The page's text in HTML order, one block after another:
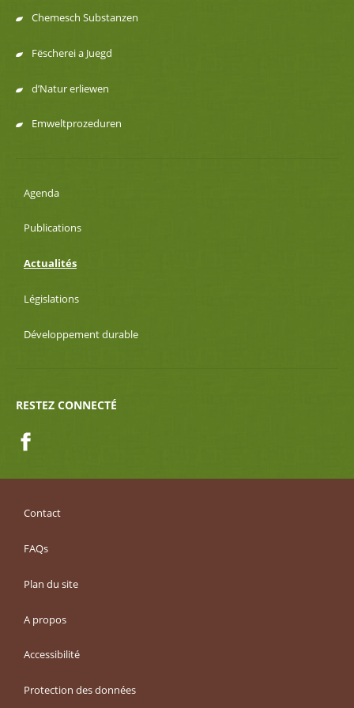
Chemesch Substanzen
Fëscherei a Juegd
d’Natur erliewen
Emweltprozeduren
Agenda
Publications
Actualités
Législations
Développement durable
RESTEZ CONNECTÉ
Contact
FAQs
Plan du site
A propos
Accessibilité
Protection des données